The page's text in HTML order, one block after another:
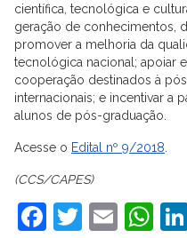
científica, tecnológica e
geração de conhecimentos,
promover a melhoria da
tecnológica nacional; apoiar
cooperação destinados à
internacionais; e incentivar a
alunos de pós-graduação.
Acesse o Edital nº 9/2018
(CCS/CAPES)
Facebook
Twitter